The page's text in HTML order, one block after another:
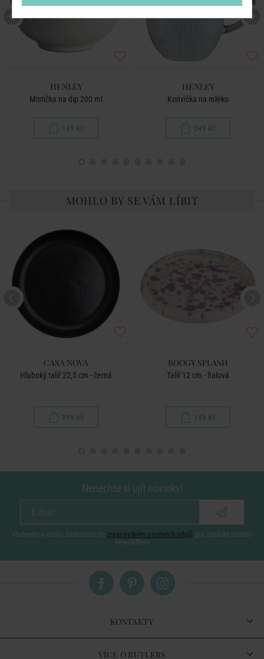
HENLEY
Mistička na dip 200 ml
149 Kč
HENLEY
Konvička na mléko
249 Kč
MOHLO BY SE VÁM LÍBIT
CASA NOVA
Hluboký talíř 22,5 cm - černá
299 Kč
BOOGY SPLASH
Talíř 12 cm - fialová
149 Kč
Nenechte si ujít novinky!
vložením e-mailu souhlasíte se zpracováním osobních údajů pro zasílání našeho
newsletteru
KONTAKTY
VÍCE O BUTLERS